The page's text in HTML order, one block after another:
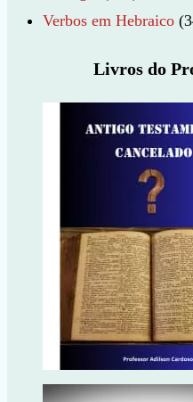
Verbos em Hebraico
Livros do